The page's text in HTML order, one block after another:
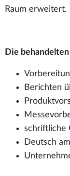
Raum erweitert.
Die
Berichten
schriftliche
Deutsch